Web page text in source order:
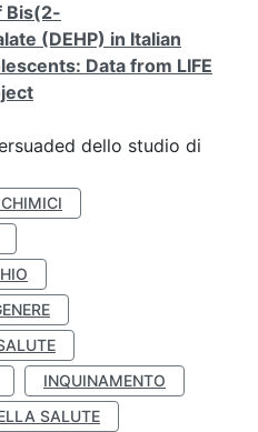
Bis(2-
(DEHP) in Italian
Data from LIFE
dello studio di
INQUINAMENTO
SALUTE